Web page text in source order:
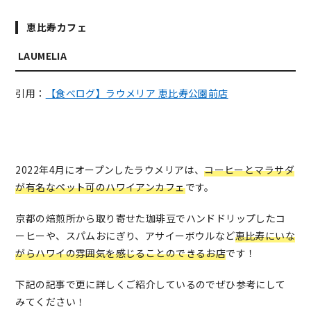
恵比寿カフェ
LAUMELIA
引用： 【食べログ】ラウメリア 恵比寿公園前店
2022年4月にオープンしたラウメリアは、コーヒーとマラサダ
が有名なペット可のハワイアンカフェです。
京都の焙煎所から取り寄せた珈琲豆でハンドドリップしたコ
ーヒーや、スパムおにぎり、アサイーボウルなど恵比寿にいな
がらハワイの雰囲気を感じることのできるお店です！
下記の記事で更に詳しくご紹介しているのでぜひ参考にして
みてください！